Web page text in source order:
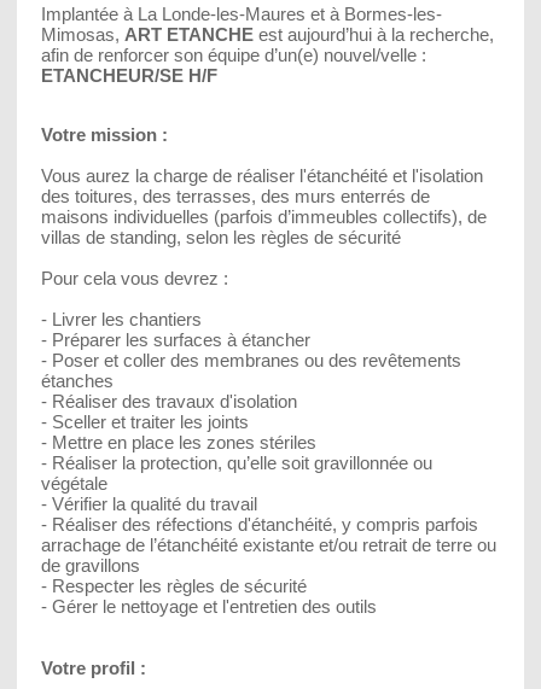
Implantée à La Londe-les-Maures et à Bormes-les-
Mimosas, ART ETANCHEest aujourd’hui à la recherche,
afin de renforcer son équipe d’un(e) nouvel/velle :
ETANCHEUR/SE H/F
Votre mission :
Vous aurez la charge de réaliser l'étanchéité et l'isolation
des toitures, des terrasses, des murs enterrés de
maisons individuelles (parfois d’immeubles collectifs), de
villas de standing, selon les règles de sécurité
Pour cela vous devrez :
- Livrer les chantiers
- Préparer les surfaces à étancher
- Poser et coller des membranes ou des revêtements
étanches
- Réaliser des travaux d'isolation
- Sceller et traiter les joints
- Mettre en place les zones stériles
- Réaliser la protection, qu’elle soit gravillonnée ou
végétale
- Vérifier la qualité du travail
- Réaliser des réfections d'étanchéité, y compris parfois
arrachage de l’étanchéité existante et/ou retrait de terre ou
de gravillons
- Respecter les règles de sécurité
- Gérer le nettoyage et l'entretien des outils
Votre profil :